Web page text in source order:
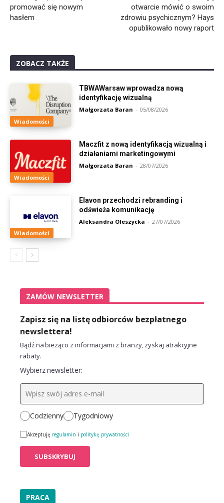
promować się nowym
hasłem
otwarcie mówić o swoim
zdrowiu psychicznym? Hays
opublikowało nowy raport
ZOBACZ TAKŻE
Wiadomości
TBWAWarsaw wprowadza nową
identyfikację wizualną
Małgorzata Baran - 05/08/2026
Wiadomości
Maczfit z nową identyfikacją wizualną i
działaniami marketingowymi
Małgorzata Baran - 28/07/2026
Wiadomości
Elavon przechodzi rebranding i
odświeża komunikację
Aleksandra Oleszycka - 27/07/2026
ZAMÓW NEWSLETTER
Zapisz się na listę odbiorców bezpłatnego
newslettera!
Bądź na bieżąco z informacjami z branży, zyskaj atrakcyjne
rabaty.
Wybierz newsletter:
Codzienny Tygodniowy
Akceptuję regulamin i politykę prywatności
PRACA